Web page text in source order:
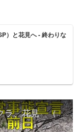
）と花見へ - 終わりな
#006 【モトブログ】桜、桜、サクラ、花見 （緊急事態宣言前日） MT-09SPと共に！！